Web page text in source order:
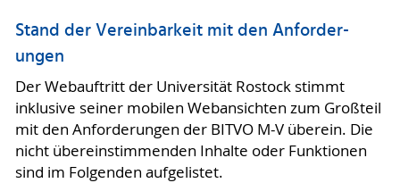
Stand der Vereinbarkeit mit den An­for­der­
ungen
Der Webauftritt der Universität Rostock stimmt
inklusive seiner mobilen Webansichten zum Großteil
mit den Anforderungen der BITVO M-V überein. Die
nicht übereinstimmenden Inhalte oder Funktionen
sind im Folgenden aufgelistet.